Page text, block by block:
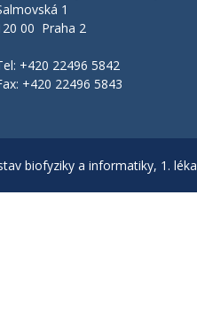
1
00 Praha 2
+420 22496 5842
+420 22496 5843
biofyziky a informatiky, 1.